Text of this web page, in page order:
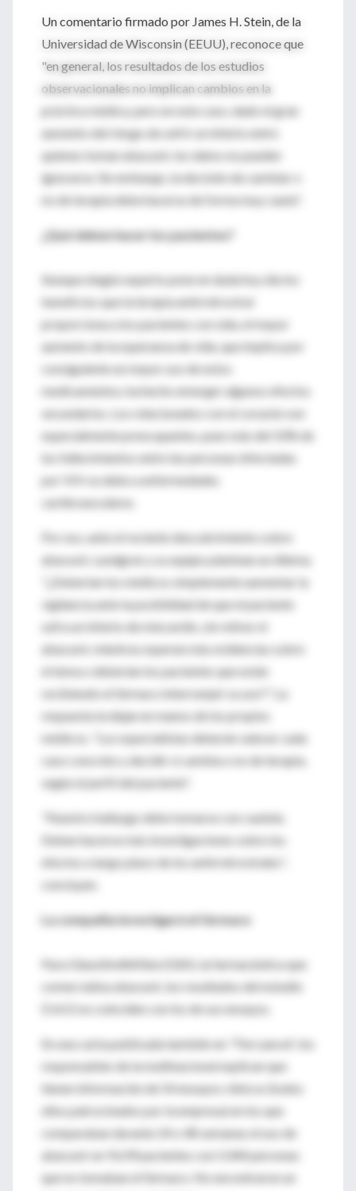
Un comentario firmado por James H. Stein, de la
Universidad de Wisconsin (EEUU), reconoce que
"en general, los resultados de los estudios
observacionales no implican cambios en la
práctica médica, pero en este caso, dado el gran
aumento del riesgo de sufrir un infarto entre
quienes toman abacavir, los datos no pueden
ignorarse. Sin embargo, la decisión de cambiar o
no de terapia debe hacerse de forma muy cauta".
¿Qué deben hacer los pacientes?
Aunque ningún experto pone en duda hoy día los
beneficios que la terapia antirretroviral
proporciona a los pacientes con sida, el mayor
aumento de la esperanza de vida, que implica por
consiguiente un mayor uso de estos
medicamentos, ha hecho emerger algunos efectos
secundarios. Los relacionados con el corazón son
especialmente preocupantes, pues más del 10% de
los fallecimientos entre las personas infectadas
por VIH se debe a enfermedades
cardiovasculares.
Por eso, ante el reciente descubrimiento sobre
abacavir, Lundgren y su equipo plantean un dilema.
"¿Deberían los médicos simplemente aumentar la
vigilancia ante la posibilidad de que el paciente
sufra un infarto de miocardio, sin retirar el
abacavir, mientras esperan más evidencias sobre
el tema o deberían los pacientes que están
recibiendo el fármaco interrumpir su uso?". La
respuesta la dejan en manos de los propios
médicos. "Los especialistas deberán valorar cada
caso concreto y decidir si cambia o no de terapia,
según el perfil del paciente".
"Nuestro hallazgo debe tomarse con cautela.
Deben hacerse más investigaciones sobre los
efectos a largo plazo de los antirretrovirales",
concluyen.
La compañía investigará el fármaco
Para GlaxoSmithKline (GSK), la farmacéutica que
comercializa abacavir, los resultados del estudio
D:A:D no coinciden con los de sus ensayos.
En una carta publicada también en 'The Lancet', los
responsables de la multinacional explican que
tienen información de 54 ensayos clínicos (todos
ellos patrocinados por la empresa) en los que
comparaban durante 24 o 48 semanas el uso de
abacavir en 9.639 pacientes con 5.044 personas
que no tomaban el fármaco. No encontraron un